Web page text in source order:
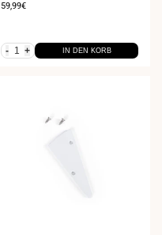
Verkaufspreis
59,99€
- + IN DEN KORB